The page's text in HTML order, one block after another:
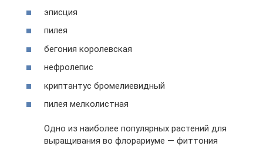
эписция
пилея
бегония королевская
нефролепис
криптантус бромелиевидный
пилея мелколистная
Одно из наиболее популярных растений для
выращивания во флорариуме — фиттония